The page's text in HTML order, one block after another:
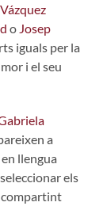
o Josep
iguals per la
i el seu
a
llengua
els
compartint